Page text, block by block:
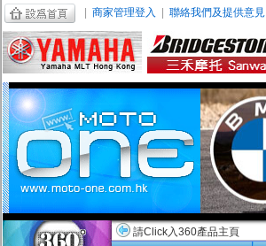
商家管理登入 聯絡我們及提供意見
請Click入360產品主頁